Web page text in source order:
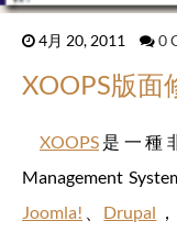
4月 20, 2011 0
XOOPS版面
XOOPS 是一種
Management
Joomla!
Drupal